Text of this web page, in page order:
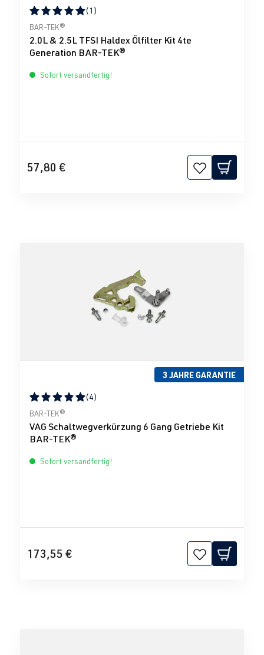
Durchschnittliche Bewertung von 5 von 5 Sternen
(1)
BAR-TEK®
2.0L & 2.5L TFSI Haldex Ölfilter Kit 4te
Generation BAR-TEK®
Sofort versandfertig!
57,80 €
3 JAHRE GARANTIE
Durchschnittliche Bewertung von 5 von 5 Sternen
(4)
BAR-TEK®
VAG Schaltwegverkürzung 6 Gang Getriebe Kit
BAR-TEK®
Sofort versandfertig!
173,55 €